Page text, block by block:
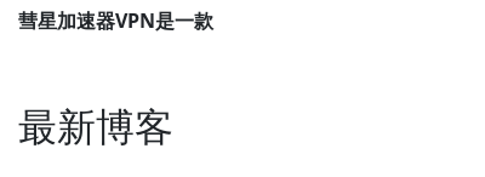
彗星加速器VPN是一款
最新博客